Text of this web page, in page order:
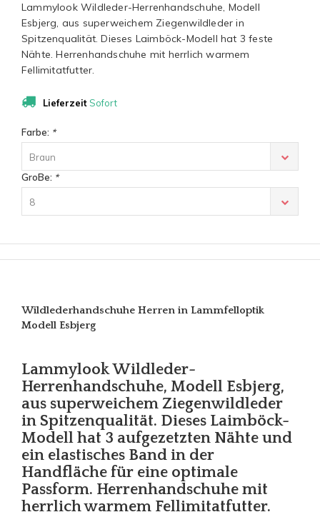
Lammylook Wildleder-Herrenhandschuhe, Modell
Esbjerg, aus superweichem Ziegenwildleder in
Spitzenqualität. Dieses Laimböck-Modell hat 3 feste
Nähte. Herrenhandschuhe mit herrlich warmem
Fellimitatfutter.
LieferzeitSofort
Farbe: *
Braun
GroBe: *
8
Wildlederhandschuhe Herren in Lammfelloptik
Modell Esbjerg
Lammylook Wildleder-
Herrenhandschuhe, Modell Esbjerg,
aus superweichem Ziegenwildleder
in Spitzenqualität. Dieses Laimböck-
Modell hat 3 aufgezetzten Nähte und
ein elastisches Band in der
Handfläche für eine optimale
Passform. Herrenhandschuhe mit
herrlich warmem Fellimitatfutter.